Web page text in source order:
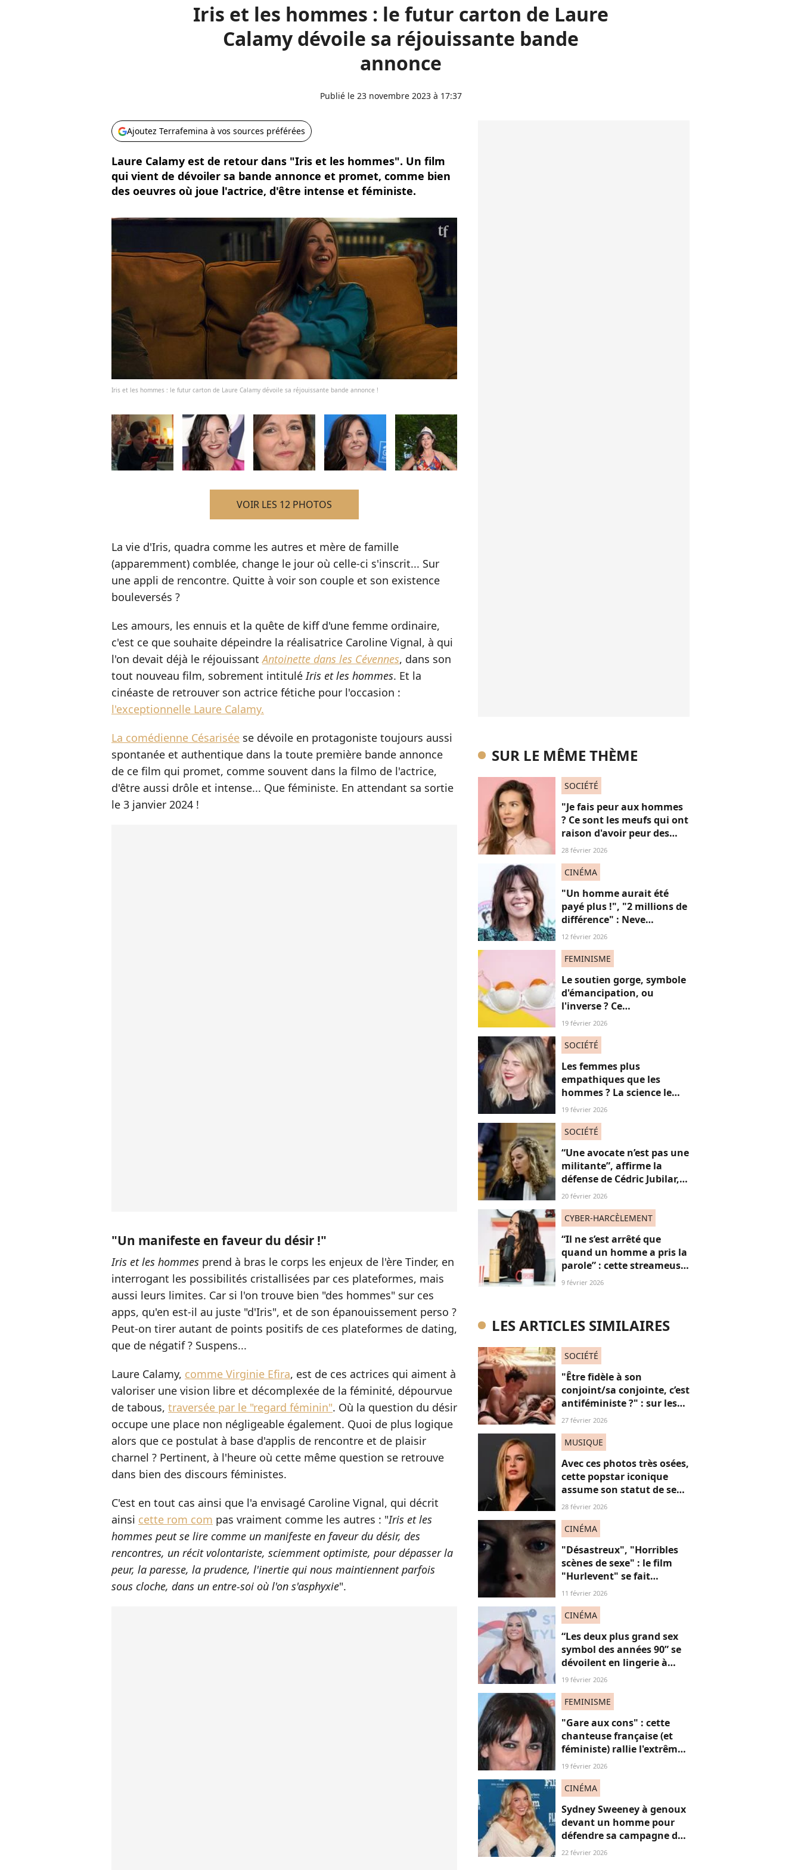
Iris et les hommes : le futur carton de Laure
Calamy dévoile sa réjouissante bande
annonce
Publié le 23 novembre 2023 à 17:37
Ajoutez Terrafemina à vos sources préférées
Laure Calamy est de retour dans "Iris et les hommes". Un film
qui vient de dévoiler sa bande annonce et promet, comme bien
des oeuvres où joue l'actrice, d'être intense et féministe.
Iris et les hommes : le futur carton de Laure Calamy dévoile sa réjouissante bande annonce !
VOIR LES 12 PHOTOS
La vie d'Iris, quadra comme les autres et mère de famille
(apparemment) comblée, change le jour où celle-ci s'inscrit... Sur
une appli de rencontre. Quitte à voir son couple et son existence
bouleversés ?
Les amours, les ennuis et la quête de kiff d'une femme ordinaire,
c'est ce que souhaite dépeindre la réalisatrice Caroline Vignal, à qui
l'on devait déjà le réjouissantAntoinette dans les Cévennes, dans son
tout nouveau film, sobrement intituléIris et les hommes. Et la
cinéaste de retrouver son actrice fétiche pour l'occasion :
l'exceptionnelle Laure Calamy.
La comédienne Césarisée se dévoile en protagoniste toujours aussi
spontanée et authentique dans la toute première bande annonce
de ce film qui promet, comme souvent dans la filmo de l'actrice,
d'être aussi drôle et intense... Que féministe. En attendant sa sortie
le 3 janvier 2024 !
"Un manifeste en faveur du désir !"
Iris et les hommes prend à bras le corps les enjeux de l'ère Tinder, en
interrogant les possibilités cristallisées par ces plateformes, mais
aussi leurs limites. Car si l'on trouve bien "des hommes" sur ces
apps, qu'en est-il au juste "d'Iris", et de son épanouissement perso ?
Peut-on tirer autant de points positifs de ces plateformes de dating,
que de négatif ? Suspens...
Laure Calamy, comme Virginie Efira, est de ces actrices qui aiment à
valoriser une vision libre et décomplexée de la féminité, dépourvue
de tabous, traversée par le "regard féminin". Où la question du désir
occupe une place non négligeable également. Quoi de plus logique
alors que ce postulat à base d'applis de rencontre et de plaisir
charnel ? Pertinent, à l'heure où cette même question se retrouve
dans bien des discours féministes.
C'est en tout cas ainsi que l'a envisagé Caroline Vignal, qui décrit
ainsi cette rom com pas vraiment comme les autres : "Iris et les
hommes peut se lire comme un manifeste en faveur du désir, des
rencontres, un récit volontariste, sciemment optimiste, pour dépasser la
peur, la paresse, la prudence, l'inertie qui nous maintiennent parfois
sous cloche, dans un entre-soi où l'on s'asphyxie".
SUR LE MÊME THÈME
SOCIÉTÉ
"Je fais peur aux hommes
? Ce sont les meufs qui ont
raison d'avoir peur des
hommes !" : cette prise de
beaucoup réagir
28 février 2026
CINÉMA
"Un homme aurait été
payé plus !", "2 millions de
différence" : Neve
Campbell dénonce les
Hollywood (et on
12 février 2026
FEMINISME
Le soutien gorge, symbole
d'émancipation, ou
l'inverse ? Ce
documentaire dévoile les
19 février 2026
SOCIÉTÉ
Les femmes plus
empathiques que les
hommes ? La science le
démontre enfin mais il y a
19 février 2026
SOCIÉTÉ
“Une avocate n’est pas une
militante”, affirme la
défense de Cédric Jubilar,
pour qui une femme peut
homme accusé" : une prise
20 février 2026
CYBER-HARCÈLEMENT
“Il ne s’est arrêté que
quand un homme a pris la
parole” : cette streameuse
revient sur le harcèlement
9 février 2026
LES ARTICLES SIMILAIRES
SOCIÉTÉ
"Être fidèle à son
conjoint/sa conjointe, c’est
antiféministe ?" : sur les
réseaux sociaux, cette
27 février 2026
MUSIQUE
Avec ces photos très osées,
cette popstar iconique
assume son statut de sex
symbol (et c'est féministe)
28 février 2026
CINÉMA
"Désastreux", "Horribles
scènes de sexe" : le film
"Hurlevent" se fait
détruire par la presse, et si
sexistes ?
11 février 2026
CINÉMA
“Les deux plus grand sex
symbol des années 90” se
dévoilent en lingerie à
plus de 50 ans, face au
19 février 2026
FEMINISME
"Gare aux cons" : cette
chanteuse française (et
féministe) rallie l'extrême
droite ? Les fans "très
19 février 2026
CINÉMA
Sydney Sweeney à genoux
devant un homme pour
défendre sa campagne de
lingerie : on en a marre ou
22 février 2026